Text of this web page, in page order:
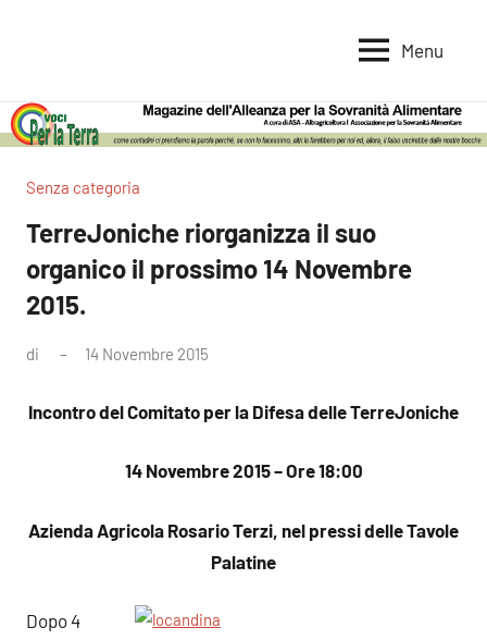
per
la
Terra
per
la
Alimentare
Menu
Senza categoria
TerreJoniche riorganizza il suo
organico il prossimo 14 Novembre
2015.
di 14 Novembre 2015
Incontro del Comitato per la Difesa delle TerreJoniche
14 Novembre 2015 – Ore 18:00
Azienda Agricola Rosario Terzi, nel pressi delle Tavole
Palatine
Dopo 4